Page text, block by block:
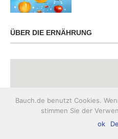
ÜBER DIE ERNÄHRUNG
Bauch.de benutzt Cookies.
stimmen Sie der
ok